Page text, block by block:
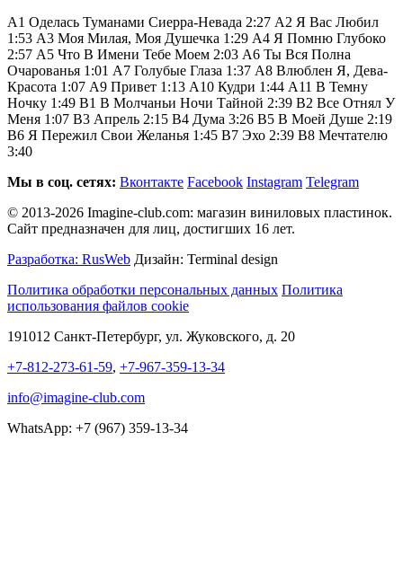
A1 Оделась Туманами Сиерра-Невада 2:27 A2 Я Вас Любил
1:53 A3 Моя Милая, Моя Душечка 1:29 A4 Я Помню Глубоко
2:57 A5 Что В Имени Тебе Моем 2:03 A6 Ты Вся Полна
Очарованья 1:01 A7 Голубые Глаза 1:37 A8 Влюблен Я, Дева-
Красота 1:07 A9 Привет 1:13 A10 Кудри 1:44 A11 В Темну
Ночку 1:49 B1 В Молчаньи Ночи Тайной 2:39 B2 Все Отнял У
Меня 1:07 B3 Апрель 2:15 B4 Дума 3:26 B5 В Моей Душе 2:19
B6 Я Пережил Свои Желанья 1:45 B7 Эхо 2:39 B8 Мечтателю
3:40
Мы в соц. сетях: Вконтакте Facebook Instagram Telegram
© 2013-2026 Imagine-club.com: магазин виниловых пластинок.
Сайт предназначен для лиц, достигших 16 лет.
Разработка: RusWeb Дизайн: Terminal design
Политика обработки персональных данных Политика
использования файлов cookie
191012 Санкт-Петербург, ул. Жуковского, д. 20
+7-812-273-61-59, +7-967-359-13-34
info@imagine-club.com
WhatsApp: +7 (967) 359-13-34